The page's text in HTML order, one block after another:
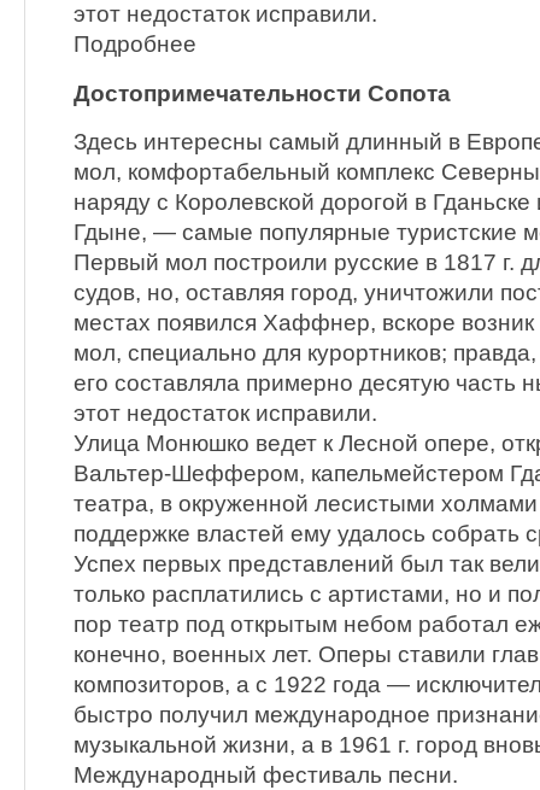
этот недостаток исправили.
Подробнее
Достопримечательности Сопота
Здесь интересны самый длинный в
мол, комфортабельный комплекс
наряду с Королевской дорогой в
Гдыне, — самые популярные туристские
Первый мол построили русские в 1817 г.
судов, но, оставляя город, уничтожили
местах появился Хаффнер, вскоре
мол, специально для курортников;
его составляла примерно десятую часть
этот недостаток исправили.
Улица Монюшко ведет к Лесной опере,
Вальтер-Шеффером, капельмейстером
театра, в окруженной лесистыми
поддержке властей ему удалось собрать
Успех первых представлений был так
только расплатились с артистами, но и
пор театр под открытым небом работал
конечно, военных лет. Оперы ставили
композиторов, а с 1922 года —
быстро получил международное
музыкальной жизни, а в 1961 г. город
Международный фестиваль песни.